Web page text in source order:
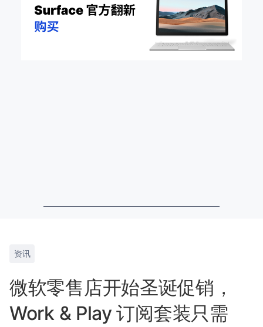
资讯
微软零售店开始圣诞促销，
Work & Play 订阅套装只需